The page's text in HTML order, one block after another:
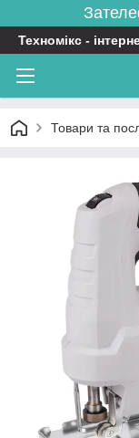
Техномікс -
Товари та